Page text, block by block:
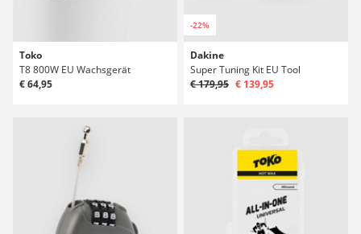
Toko
T8 800W EU Wachsgerät
€ 64,95
-22%
Dakine
Super Tuning Kit EU Tool
€ 179,95 € 139,95